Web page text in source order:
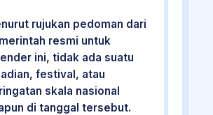
rujukan pedoman dari
resmi untuk
ini, tidak ada suatu
festival, atau
skala nasional
di tanggal tersebut.